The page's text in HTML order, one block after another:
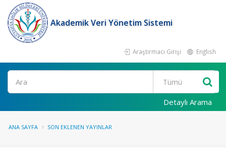
Akademik Veri Yönetim Sistemi
Araştırmacı Girişi English
Ara
Detaylı Arama
ANA SAYFA SON EKLENEN YAYINLAR